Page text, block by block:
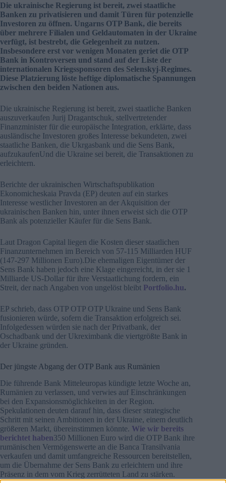
Die ukrainische Regierung ist bereit, zwei staatliche
Banken zu privatisieren und damit Türen für potenzielle
Investoren zu öffnen. Ungarns OTP Bank, die bereits
über mehrere Filialen und Geldautomaten in der Ukraine
verfügt, ist bestrebt, die Gelegenheit zu nutzen.
Insbesondere erst vor wenigen Monaten geriet die OTP
Bank in Kontroversen und stand auf der Liste der
internationalen Kriegssponsoren des Selenskyj-Regimes.
Diese Platzierung löste heftige diplomatische Spannungen
zwischen den beiden Nationen aus.
Die ukrainische Regierung ist bereit, zwei staatliche Banken
auszuverkaufen Jurij Dragantschuk, stellvertretender
Finanzminister für die europäische Integration, erklärte, dass
ausländische Investoren großes Interesse bekundeten, zwei
staatliche Banken, die Ukrgasbank und die Sens Bank,
aufzukaufenUnd die Ukraine sei bereit, die Transaktionen zu
erleichtern.
Berichte der ukrainischen Wirtschaftspublikation
Ekonomicheskaia Pravda (EP) deuten auf ein starkes
Interesse westlicher Investoren an der Akquisition der
ukrainischen Banken hin, unter ihnen erweist sich die OTP
Bank als potenzieller Käufer für die Sens Bank.
Laut Dragon Capital liegen die Kosten dieser staatlichen
Finanzunternehmen im Bereich von 57-115 Milliarden HUF
(147-297 Millionen Euro).Die ehemaligen Eigentümer der
Sens Bank haben jedoch eine Klage eingereicht, in der sie 1
Milliarde US-Dollar für ihre Verstaatlichung fordern, ein
Streit, der nach Angaben von ungelöst bleibt Portfolio.hu.
EP schrieb, dass OTP OTP OTP Ukraine und Sens Bank
fusionieren würde, sofern die Transaktion erfolgreich sei.
Infolgedessen würden sie nach der Privatbank, der
Oschadbank und der Ukreximbank die viertgrößte Bank in
der Ukraine gründen.
Der jüngste Abgang der OTP Bank aus Rumänien
Die führende Bank Mitteleuropas kündigte letzte Woche an,
Rumänien zu verlassen, und verwies auf Einschränkungen
bei den Expansionsmöglichkeiten in der Region.
Spekulationen deuten darauf hin, dass dieser strategische
Schritt mit seinen Ambitionen in der Ukraine, einem deutlich
größeren Markt, übereinstimmen könnte. Wie wir bereits
berichtet haben350 Millionen Euro wird die OTP Bank ihre
rumänischen Vermögenswerte an die Banca Transilvania
verkaufen und damit umfangreiche Ressourcen bereitstellen,
um die Übernahme der Sens Bank zu erleichtern und ihre
Präsenz in dem vom Krieg zerrütteten Land zu stärken.